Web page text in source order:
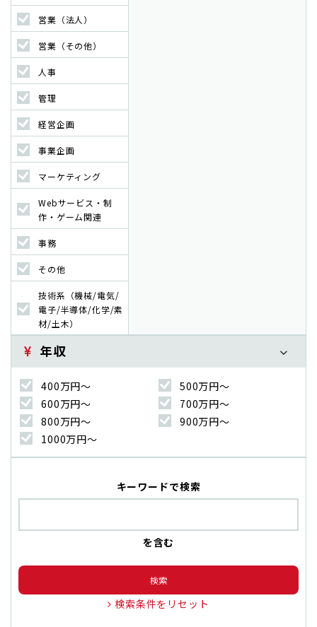
営業（法人）
営業（その他）
人事
管理
経営企画
事業企画
マーケティング
Webサービス・制
作・ゲーム関連
事務
その他
技術系（機械/電気/
電子/半導体/化学/素
材/土木）
年収
400万円〜
500万円〜
600万円〜
700万円〜
800万円〜
900万円〜
1000万円〜
キーワードで検索
を含む
検索
検索条件をリセット